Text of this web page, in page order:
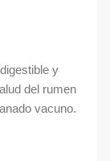
y
del rumen
vacuno.